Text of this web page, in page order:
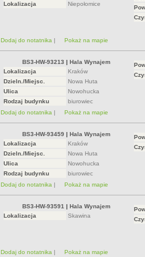
Lokalizacja
Niepołomice
Dodaj do notatnika | Pokaż na mapie
BS3-HW-93213 | Hala Wynajem
Lokalizacja
Kraków
Dzieln./Miejsc.
Nowa Huta
Ulica
Nowohucka
Rodzaj budynku
biurowiec
Dodaj do notatnika | Pokaż na mapie
BS3-HW-93459 | Hala Wynajem
Lokalizacja
Kraków
Dzieln./Miejsc.
Nowa Huta
Ulica
Nowohucka
Rodzaj budynku
biurowiec
Dodaj do notatnika | Pokaż na mapie
BS3-HW-93591 | Hala Wynajem
Lokalizacja
Skawina
Dodaj do notatnika | Pokaż na mapie